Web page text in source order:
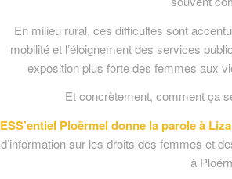
En milieu rural, ces difficultés sont
mobilité et l’éloignement des services
exposition plus forte des femmes aux
Et concrètement, comment ça
ESS’entiel Ploërmel donne la parole à
d’information sur les droits des femmes et
à